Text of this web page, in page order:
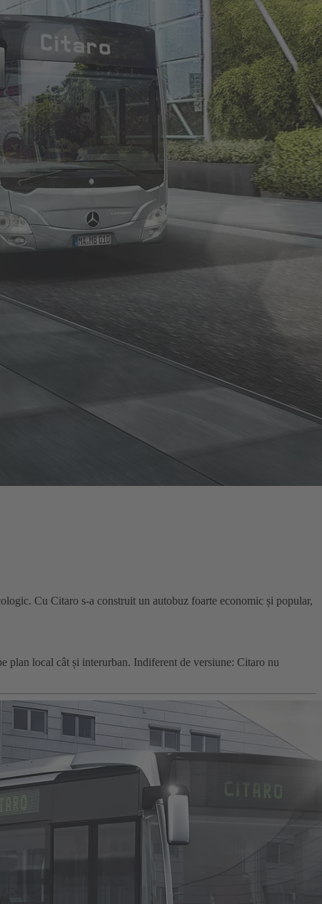
Cu Citaro s-a construit un autobuz foarte economic și popular,
plan local cât și interurban. Indiferent de versiune: Citaro nu